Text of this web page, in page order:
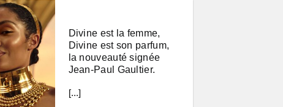
Divine est la femme,
Divine est son parfum,
la nouveauté signée
Jean-Paul Gaultier.
[...]